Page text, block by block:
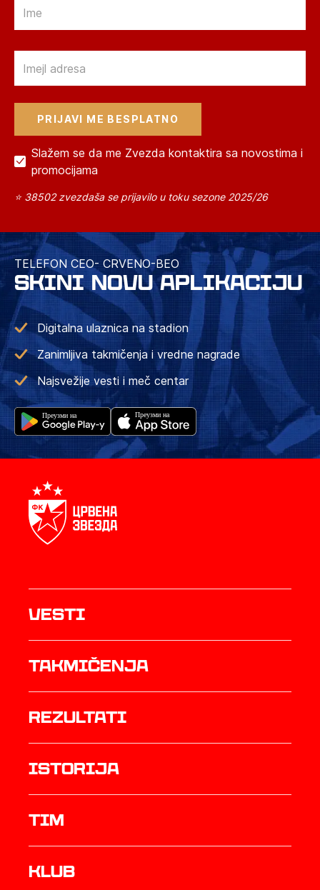
Slažem se da me Zvezda kontaktira sa novostima i
promocijama
⭐ 38502 zvezdaša se prijavilo u toku sezone 2025/26
TELEFON CEO- CRVENO-BEO
SKINI NOVU APLIKACIJU
Digitalna ulaznica na stadion
Zanimljiva takmičenja i vredne nagrade
Najsvežije vesti i meč centar
Vesti
Takmičenja
rezultati
istorija
TIM
Klub